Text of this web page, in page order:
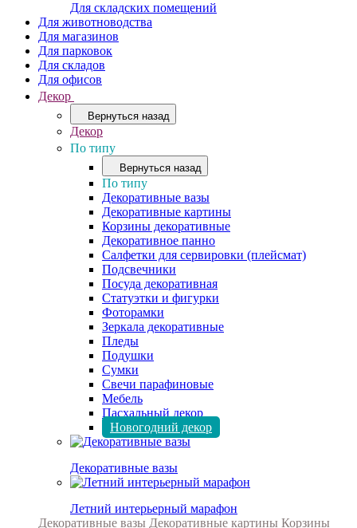
Для складских помещений
Для животноводства
Для магазинов
Для парковок
Для складов
Для офисов
Декор
Вернуться назад
Декор
По типу
Вернуться назад
По типу
Декоративные вазы
Декоративные картины
Корзины декоративные
Декоративное панно
Салфетки для сервировки (плейсмат)
Подсвечники
Посуда декоративная
Статуэтки и фигурки
Фоторамки
Зеркала декоративные
Пледы
Подушки
Сумки
Свечи парафиновые
Мебель
Пасхальный декор
Новогодний декор
Декоративные вазы
Летний интерьерный марафон
Декоративные вазы Декоративные картины Корзины